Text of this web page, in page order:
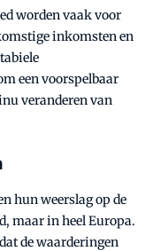
worden vaak voor
inkomsten en
een voorspelbaar
veranderen van
hun weerslag op de
maar in heel Europa.
de waarderingen